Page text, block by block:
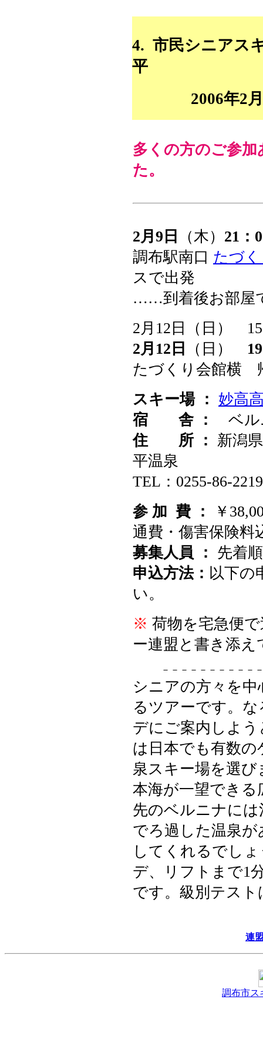
4. 市民シニアス
平
2006年2
多くの方のご参
た。
2月9日 （木） 21：
調布駅南口 たづ
スで出発
……到着後お部屋
2月12日（日）
2月12日
（日）
たづくり会館横
スキー場 ： 妙高
宿 舎 ：
ベ
住 所 ：
新潟
平温泉
TEL：0255-86-2219
参 加 費 ：
￥
通費・傷害保険料
募集人員 ：
先着
申込方法： 以下の
い。
※ 荷物を宅急便
ー連盟と書き添
－－－－－－－－－－
シニアの方々を
るツアーです。
デにご案内しよ
は日本でも有数
泉スキー場を選
本海が一望できる
先のベルニナに
でろ過した温泉
してくれるでし
デ、リフトまで1
です。級別テス
連
調布市ス